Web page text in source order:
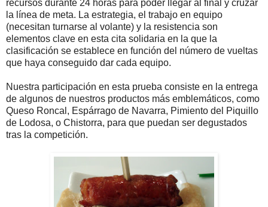
recursos durante 24 horas para poder llegar al final y cruzar
la línea de meta. La estrategia, el trabajo en equipo
(necesitan turnarse al volante) y la resistencia son
elementos clave en esta cita solidaria en la que la
clasificación se establece en función del número de vueltas
que haya conseguido dar cada equipo.
Nuestra participación en esta prueba consiste en la entrega
de algunos de nuestros productos más emblemáticos, como
Queso Roncal, Espárrago de Navarra, Pimiento del Piquillo
de Lodosa, o Chistorra, para que puedan ser degustados
tras la competición.